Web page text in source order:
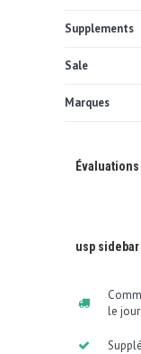
Supplements
Sale
Marques
Évaluations
usp
le